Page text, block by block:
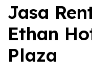
Jasa
Ethan
Plaza